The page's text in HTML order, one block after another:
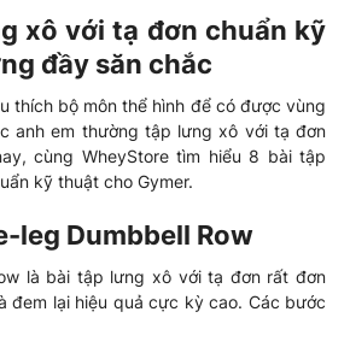
xô với tạ đơn chuẩn kỹ
đầy săn chắc
thích bộ môn thể hình để có được vùng
anh em thường tập lưng xô với tạ đơn
cùng WheyStore tìm hiểu 8 bài tập
kỹ thuật cho Gymer.
leg Dumbbell Row
là bài tập lưng xô với tạ đơn rất đơn
đem lại hiệu quả cực kỳ cao. Các bước